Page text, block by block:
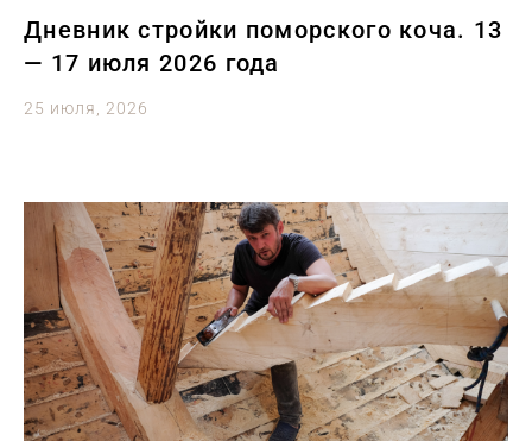
Дневник стройки поморского коча. 13
— 17 июля 2026 года
25 июля, 2026